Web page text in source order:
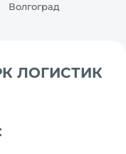
Волгоград
ЛОГИСТИК